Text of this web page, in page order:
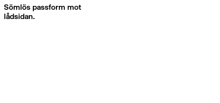
Sömlös passform mot
lådsidan.